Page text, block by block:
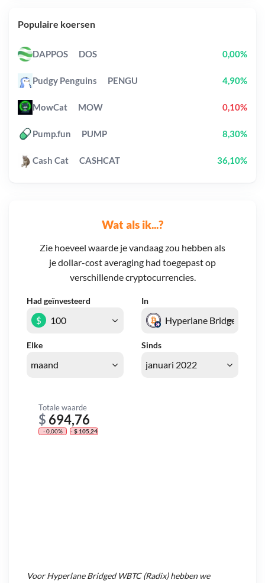
Wat als ik...?
Zie hoeveel waarde je vandaag zou hebben als
je dollar-cost averaging had toegepast op
verschillende cryptocurrencies.
Had geïnvesteerd In
Elke Sinds
$
Totale waarde
$ 694,76
- 0,00% - $ 105,24
VoorHyperlane Bridged WBTC (Radix)hebben we
Populaire koersen
DAPPOS DOS 0,00%
Pudgy Penguins PENGU 4,90%
MowCat MOW 0,10%
Pump.fun PUMP 8,30%
Cash Cat CASHCAT 36,10%